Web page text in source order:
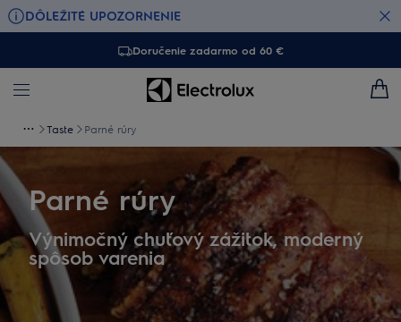
DÔLEŽITÉ UPOZORNENIE
Doručenie zadarmo od 60 €
Taste Parné rúry
Parné rúry
Výnimočný chuťový zážitok, moderný
spôsob varenia